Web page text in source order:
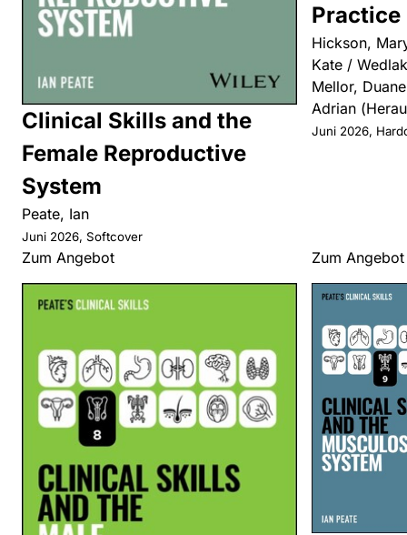
Clinical Skills and the
Female Reproductive
System
Peate, Ian
Juni 2026, Softcover
Zum Angebot
Practice
Hickson,
Kate /
Mellor,
Adrian
Juni 2026,
Zum Angebot